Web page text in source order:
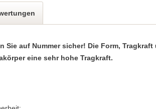
Sie auf Nummer sicher! Die Form,
eine sehr hohe Tragkraft.